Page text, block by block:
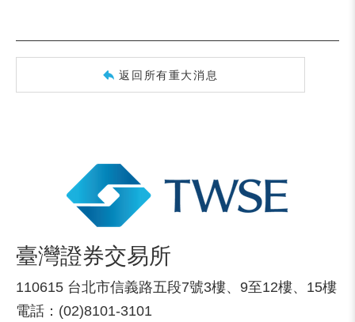
返回所有重大消息
臺灣證券交易所
110615 台北市信義路五段7號3樓、9至12樓、15樓
電話：(02)8101-3101